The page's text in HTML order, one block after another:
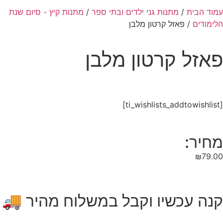
עמוד הבית / מתנות גני ילדים ובתי ספר / מתנות קיץ - סיום שנת
הלימודים / פאזל קרטון מלבן
פאזל קרטון מלבן
[ti_wishlists_addtowishlist]
מחיר:
₪79.00
קנה עכשיו וקבל במשלוח מהיר 🚚